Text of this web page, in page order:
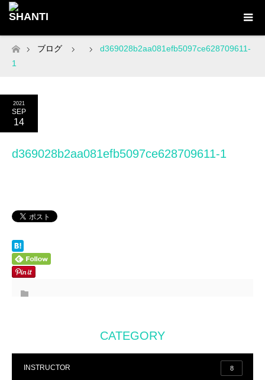
ホーム
ブログ
d369028b2aa081efb5097ce628709611-
1
2021
SEP
14
d369028b2aa081efb5097ce628709611-1
CATEGORY
INSTRUCTOR 8